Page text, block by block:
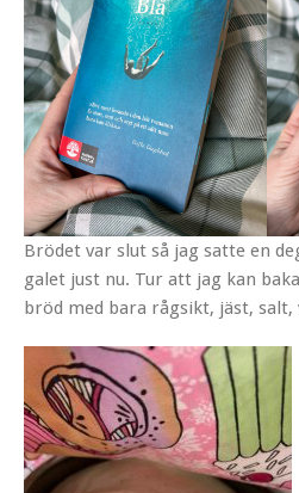
Brödet var slut så jag satte en
galet just nu. Tur att jag kan
bröd med bara rågsikt, jäst,